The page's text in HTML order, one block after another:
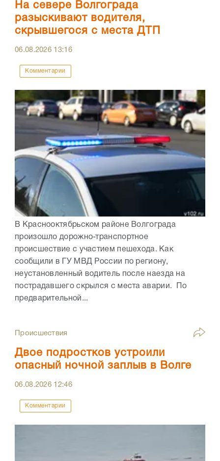
На севере Волгограда
разыскивают водителя,
скрывшегося с места ДТП
06.08.2026 13:16
Комментарии
В Краснооктябрьском районе Волгограда
произошло дорожно-транспортное
происшествие с участием пешехода. Как
сообщили в ГУ МВД России по региону,
неустановленный водитель после наезда на
пострадавшего скрылся с места аварии. По
предварительной...
Происшествия
Двое подростков устроили
опасный ночной заплыв в Волге
06.08.2026 12:46
Комментарии